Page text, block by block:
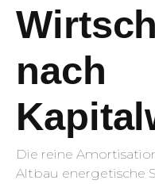
nach
Die reine
Altbau energetische